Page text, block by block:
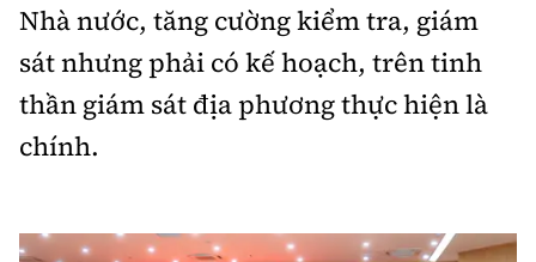
Nhà nước, tăng cường kiểm tra, giám
sát nhưng phải có kế hoạch, trên tinh
thần giám sát địa phương thực hiện là
chính.